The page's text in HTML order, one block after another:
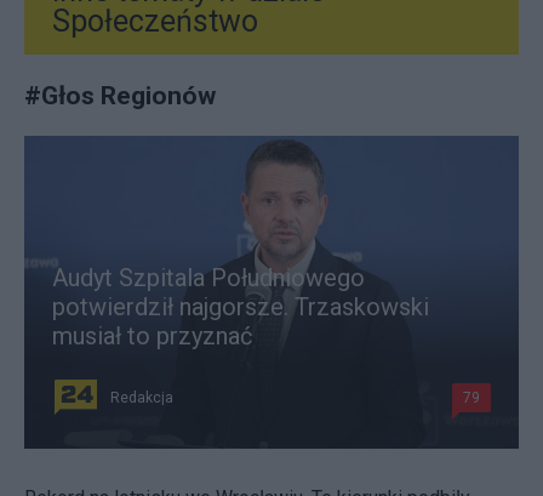
Społeczeństwo
#Głos Regionów
Audyt Szpitala Południowego
potwierdził najgorsze. Trzaskowski
musiał to przyznać
Redakcja 79